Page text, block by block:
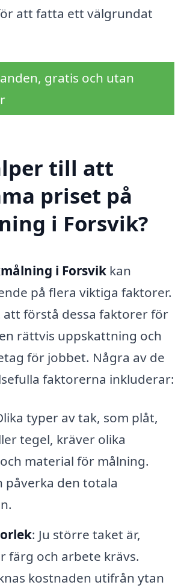
att fatta ett välgrundat
gratis och utan
till att
priset på
i Forsvik?
i Forsvik kan
på flera viktiga faktorer.
att förstå dessa faktorer för
rättvis uppskattning och
för jobbet. Några av de
faktorerna inkluderar:
typer av tak, som plåt,
tegel, kräver olika
material för målning.
påverka den totala
: Ju större taket är,
färg och arbete krävs.
kostnaden utifrån ytan